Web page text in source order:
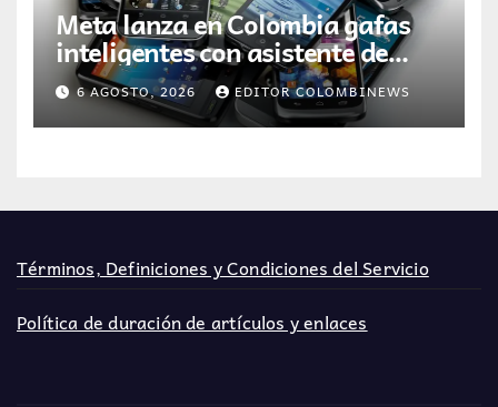
Meta lanza en Colombia gafas
inteligentes con asistente de
inteligencia artificial
6 AGOSTO, 2026 EDITOR COLOMBINEWS
Términos, Definiciones y Condiciones del Servicio
Política de duración de artículos y enlaces